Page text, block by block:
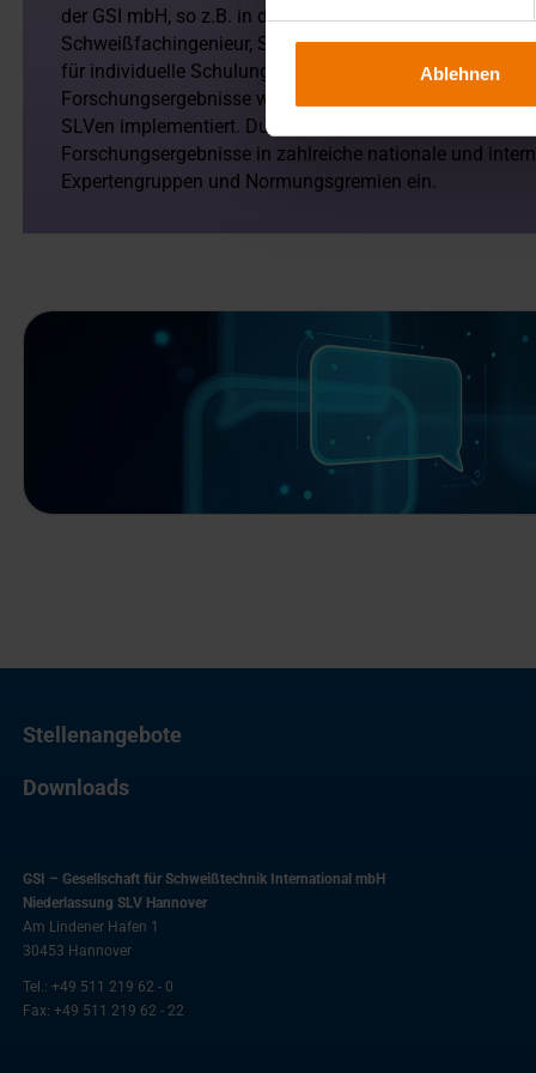
Ablehnen
der GSI mbH, so z.B. in die Ausbildungsunterlagen u.a.
Schweißfachingenieur, Schweißtechniker und
für individuelle Schulungen und firmenspezifische
Forschungsergebnisse werden in die
SLVen implementiert. Durch die aktive Mitarbeit der GSI
Forschungsergebnisse in zahlreiche nationale und
Expertengruppen und Normungsgremien ein.
Stellenangebote
Downloads
GSI – Gesellschaft für Schweißtechnik International mbH
Niederlassung SLV Hannover
Am Lindener Hafen 1
30453 Hannover
Tel.: +49 511 219 62 - 0
Fax: +49 511 219 62 - 22